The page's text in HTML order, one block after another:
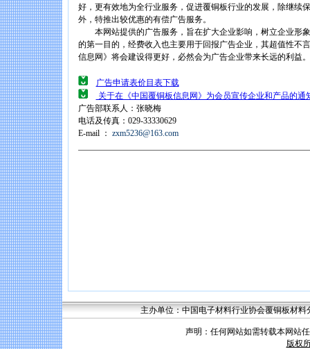
好，更有效地为全行业服务，促进覆铜板行业的发展，除继续
外，特推出较优惠的有偿广告服务。
本网站提供的广告服务，旨在扩大企业影响，树立企业形
的第一目的，经费收入也主要用于回报广告企业，其超值性不
信息网》将会建设得更好，必然会为广告企业带来长远的利益。
广告申请表价目表下载
关于在《中国覆铜板信息网》为会员宣传企业和产品的通
广告部联系人：张晓梅
电话及传真：029-33330629
E-mail ： zxm5236@163.com
主办单位：中国电子材料行业协会覆铜板材
声明：任何网站如需转载本网站
版权